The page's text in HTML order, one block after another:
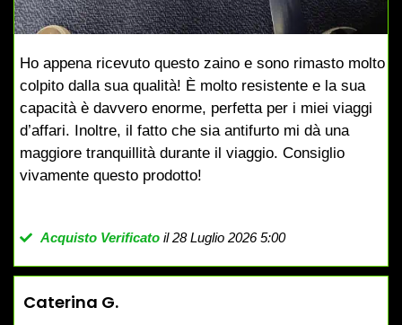
Ho appena ricevuto questo zaino e sono rimasto molto
colpito dalla sua qualità! È molto resistente e la sua
capacità è davvero enorme, perfetta per i miei viaggi
d’affari. Inoltre, il fatto che sia antifurto mi dà una
maggiore tranquillità durante il viaggio. Consiglio
vivamente questo prodotto!
Acquisto Verificatoil 28 Luglio 2026 5:00
Caterina G.